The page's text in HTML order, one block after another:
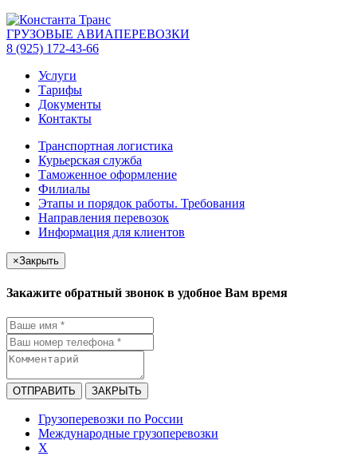
ГРУЗОВЫЕ АВИАПЕРЕВОЗКИ
8 (925) 172-43-66
Услуги
Тарифы
Документы
Контакты
Транспортная логистика
Курьерская служба
Таможенное оформление
Филиалы
Этапы и порядок работы. Требования
Направления перевозок
Информация для клиентов
×Закрыть
Закажите обратный звонок в удобное Вам время
ОТПРАВИТЬ ЗАКРЫТЬ
Грузоперевозки по России
Международные грузоперевозки
X